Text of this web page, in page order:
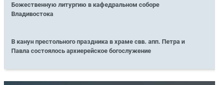
Божественную литургию в кафедральном соборе
Владивостока
В канун престольного праздника в храме свв. апп. Петра и
Павла состоялось архиерейское богослужение